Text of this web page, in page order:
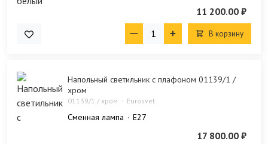
11 200.00 ₽
В корзину
Напольный светильник с плафоном 01139/1 /
хром
01139/1 / хром Eurosvet
Сменная лампа E27
17 800.00 ₽